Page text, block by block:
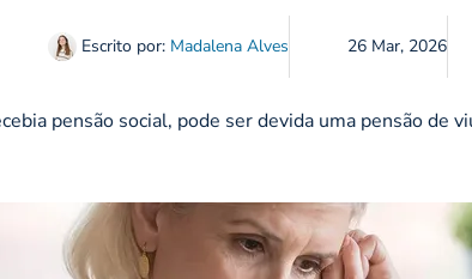
Escrito por: Madalena Alves 26 Mar, 2026
pensão social, pode ser devida uma pensão de